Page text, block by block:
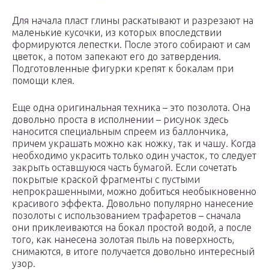
Для начала пласт глины раскатывают и разрезают на
маленькие кусочки, из которых впоследствии
формируются лепестки. После этого собирают и сам
цветок, а потом запекают его до затвердения.
Подготовленные фигурки крепят к бокалам при
помощи клея.
Еще одна оригинальная техника – это позолота. Она
довольно проста в исполнении – рисунок здесь
наносится специальным спреем из баллончика,
причем украшать можно как ножку, так и чашу. Когда
необходимо украсить только один участок, то следует
закрыть оставшуюся часть бумагой. Если сочетать
покрытые краской фрагменты с пустыми
непрокрашенными, можно добиться необыкновенно
красивого эффекта. Довольно популярно нанесение
позолоты с использованием трафаретов – сначала
они приклеиваются на бокал простой водой, а после
того, как нанесена золотая пыль на поверхность,
снимаются, в итоге получается довольно интересный
узор.